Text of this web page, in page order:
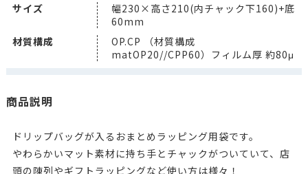
サイズ
幅230×高さ210(内チャック下160)+底
60mm
材質構成
OP.CP （材質構成
matOP20//CPP60）フィルム厚 約80μ
商品説明
ドリップバッグが入るおまとめラッピング用袋です。
やわらかいマット素材に持ち手とチャックがついていて、店
頭の陳列やギフトラッピングなど使い方は様々！